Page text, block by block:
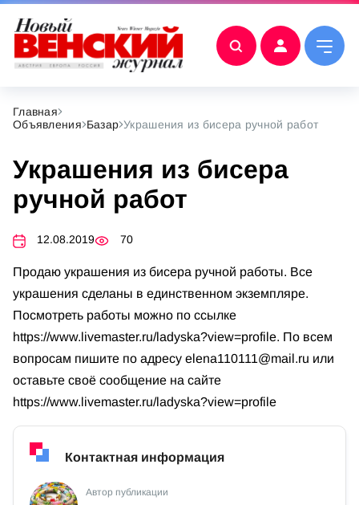
Главная
Объявления Базар Украшения из бисера ручной работ
Украшения из бисера
ручной работ
12.08.2019 70
Продаю украшения из бисера ручной работы. Все
украшения сделаны в единственном экземпляре.
Посмотреть работы можно по ссылке
https://www.livemaster.ru/ladyska?view=profile. По всем
вопросам пишите по адресу elena110111@mail.ru или
оставьте своё сообщение на сайте
https://www.livemaster.ru/ladyska?view=profile
Контактная информация
Автор публикации